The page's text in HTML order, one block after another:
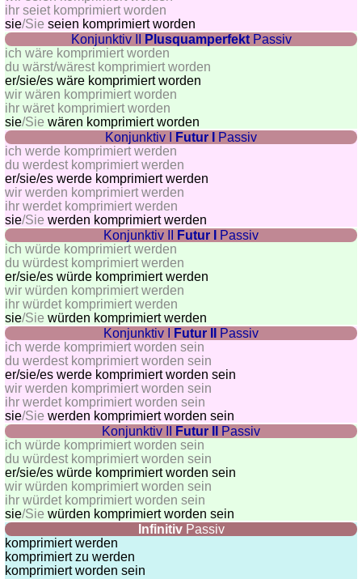
ihr seiet komprimiert worden
sie/Sie seien komprimiert worden
Konjunktiv II
PlusquamperfektPassiv
ich wäre komprimiert worden
du wärst/wärest komprimiert worden
er/sie/es wäre komprimiert worden
wir wären komprimiert worden
ihr wäret komprimiert worden
sie/Sie wären komprimiert worden
Konjunktiv I
Futur I
Passiv
ich werde komprimiert werden
du werdest komprimiert werden
er/sie/es werde komprimiert werden
wir werden komprimiert werden
ihr werdet komprimiert werden
sie/Sie werden komprimiert werden
Konjunktiv II
Futur I
Passiv
ich würde komprimiert werden
du würdest komprimiert werden
er/sie/es würde komprimiert werden
wir würden komprimiert werden
ihr würdet komprimiert werden
sie/Sie würden komprimiert werden
Konjunktiv I
Futur II
Passiv
ich werde komprimiert worden sein
du werdest komprimiert worden sein
er/sie/es werde komprimiert worden sein
wir werden komprimiert worden sein
ihr werdet komprimiert worden sein
sie/Sie werden komprimiert worden sein
Konjunktiv II
Futur II
Passiv
ich würde komprimiert worden sein
du würdest komprimiert worden sein
er/sie/es würde komprimiert worden sein
wir würden komprimiert worden sein
ihr würdet komprimiert worden sein
sie/Sie würden komprimiert worden sein
InfinitivPassiv
komprimiert werden
komprimiert zu werden
komprimiert worden sein